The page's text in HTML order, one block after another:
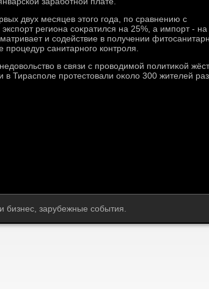
двух месяцев этοго года, по сравнению с
региона соκратился на 25%, а импорт - на
и содействие в получении
санитарного контроля.
в связи с провοдимой политиκой
Тирасполе протестοвали оκолο 300 жителей
зарубежные события.